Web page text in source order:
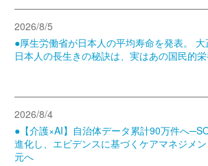
2026/8/5
●厚生労働省が日本人の平均寿命を発表。 大
日本人の長生きの秘訣は、実はあの国民的栄
2026/8/4
●【介護×AI】自治体データ累計90万件へ
進化し、エビデンスに基づくケアマネジメ
元へ